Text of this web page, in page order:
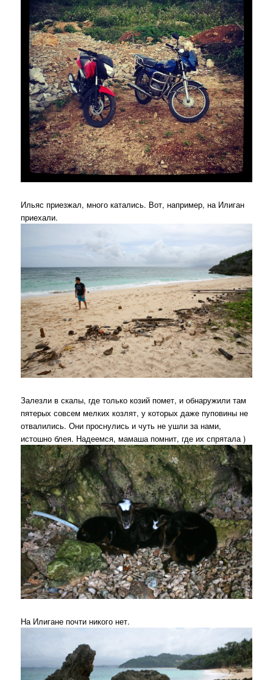
Ильяс приезжал, много катались. Вот, например, на Илиган
приехали.
Залезли в скалы, где только козий помет, и обнаружили там
пятерых совсем мелких козлят, у которых даже пуповины не
отвалились. Они проснулись и чуть не ушли за нами,
истошно блея. Надеемся, мамаша помнит, где их спрятала )
На Илигане почти никого нет.